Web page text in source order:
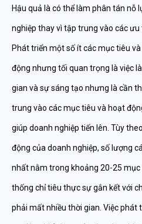
Hậu quả là có thể làm phân tán nỗ
nghiệp thay vì tập trung vào các ưu
Phát triển một số ít các mục tiêu
động nhưng tối quan trọng là việc
gian và sự sáng tạo nhưng là cần
trung vào các mục tiêu và hoạt
giúp doanh nghiệp tiến lên. Tùy
động của doanh nghiệp, số lượng
nhất nằm trong khoảng 20-25
thống chỉ tiêu thực sự gắn kết với
phải mất nhiều thời gian. Việc phát